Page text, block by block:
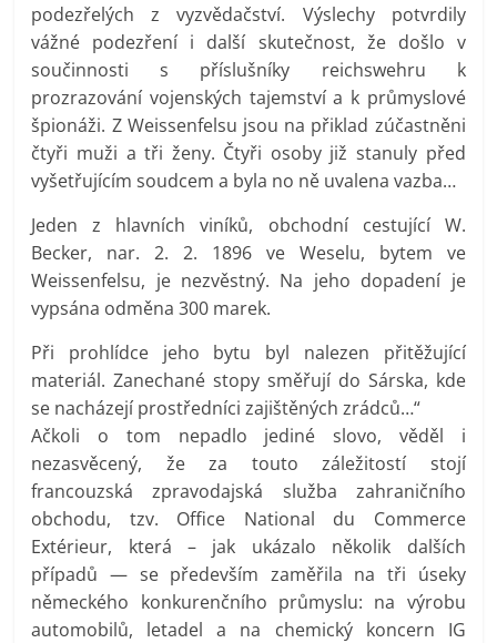
podezřelých z vyzvědačství. Výslechy potvrdily
vážné podezření i další skutečnost, že došlo v
součinnosti s příslušníky reichswehru k
prozrazování vojenských tajemství a k průmyslové
špionáži. Z Weissenfelsu jsou na přiklad zúčastněni
čtyři muži a tři ženy. Čtyři osoby již stanuly před
vyšetřujícím soudcem a byla no ně uvalena vazba…
Jeden z hlavních viníků, obchodní cestující W.
Becker, nar. 2. 2. 1896 ve Weselu, bytem ve
Weissenfelsu, je nezvěstný. Na jeho dopadení je
vypsána odměna 300 marek.
Při prohlídce jeho bytu byl nalezen přitěžující
materiál. Zanechané stopy směřují do Sárska, kde
se nacházejí prostředníci zajištěných zrádců…“
Ačkoli o tom nepadlo jediné slovo, věděl i
nezasvěcený, že za touto záležitostí stojí
francouzská zpravodajská služba zahraničního
obchodu, tzv. Office National du Commerce
Extérieur, která – jak ukázalo několik dalších
případů — se především zaměřila na tři úseky
německého konkurenčního průmyslu: na výrobu
automobilů, letadel a na chemický koncern IG